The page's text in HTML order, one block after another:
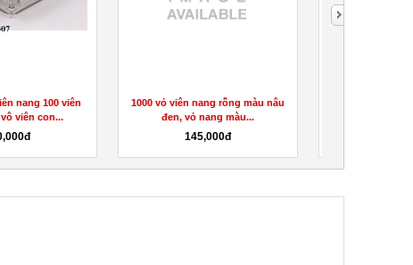
nang 100 viên
viên con...
1000 vỏ viên nang rỗng màu nâu
đen, vỏ nang màu...
145,000đ